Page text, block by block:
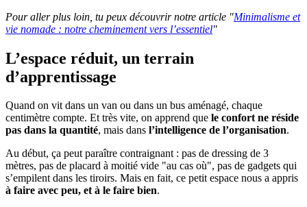
Pour aller plus loin, tu peux découvrir notre article "Minimalisme et
vie nomade : notre cheminement vers l’essentiel"
L’espace réduit, un terrain
d’apprentissage
Quand on vit dans un van ou dans un bus aménagé, chaque
centimètre compte. Et très vite, on apprend que le confort ne réside
pas dans la quantité, mais dans l’intelligence de l’organisation.
Au début, ça peut paraître contraignant : pas de dressing de 3
mètres, pas de placard à moitié vide "au cas où", pas de gadgets qui
s’empilent dans les tiroirs. Mais en fait, ce petit espace nous a appris
à faire avec peu, et à le faire bien.